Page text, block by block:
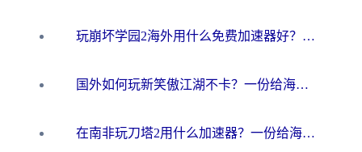
玩崩坏学园2海外用什么免费加速器好？2026海外党亲测国服游戏加速指南
国外如何玩新笑傲江湖不卡？一份给海外游子的终极网络指南
在南非玩刀塔2用什么加速器？一份给海外游子的终极生存指南